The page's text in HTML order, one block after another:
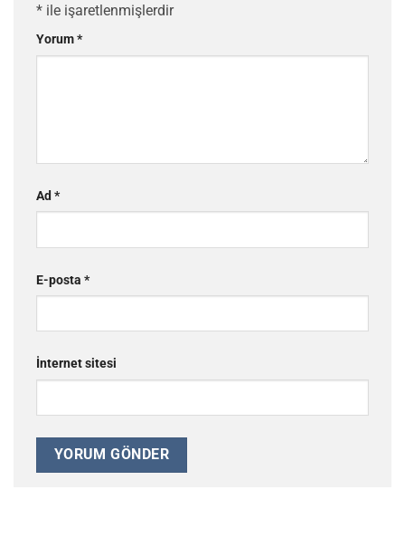
* ile işaretlenmişlerdir
Yorum*
Ad *
E-posta *
İnternet sitesi